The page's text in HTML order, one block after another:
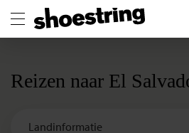
Reizen naar El